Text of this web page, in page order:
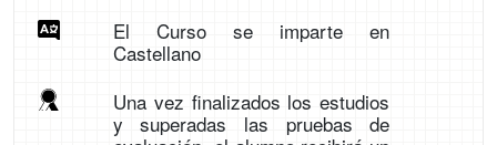
El Curso se imparte en
Castellano
Una vez finalizados los estudios
y superadas las pruebas de